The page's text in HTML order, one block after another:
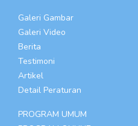
Galeri Gambar
Galeri Video
Berita
Testimoni
Artikel
Detail Peraturan
PROGRAM UMUM